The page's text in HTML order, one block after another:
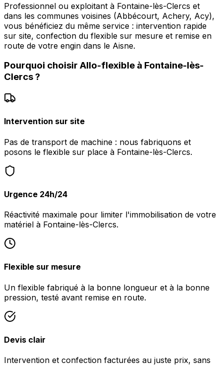
Professionnel ou exploitant à Fontaine-lès-Clercs et
dans les communes voisines (Abbécourt, Achery, Acy),
vous bénéficiez du même service : intervention rapide
sur site, confection du flexible sur mesure et remise en
route de votre engin dans le Aisne.
Pourquoi choisir Allo-flexible à Fontaine-lès-
Clercs?
Intervention sur site
Pas de transport de machine : nous fabriquons et
posons le flexible sur place à Fontaine-lès-Clercs.
Urgence 24h/24
Réactivité maximale pour limiter l'immobilisation de votre
matériel à Fontaine-lès-Clercs.
Flexible sur mesure
Un flexible fabriqué à la bonne longueur et à la bonne
pression, testé avant remise en route.
Devis clair
Intervention et confection facturées au juste prix, sans